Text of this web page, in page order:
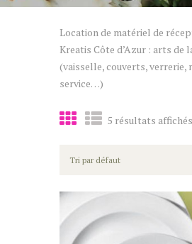
Location de matériel de
Kreatis Côte d’Azur : arts de
(vaisselle, couverts, verrerie,
service…)
5 résultats affichés